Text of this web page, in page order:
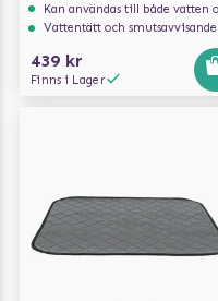
Kan användas till både vatten och mat
Vattentätt och smutsavvisande
439 kr
Finns i Lager